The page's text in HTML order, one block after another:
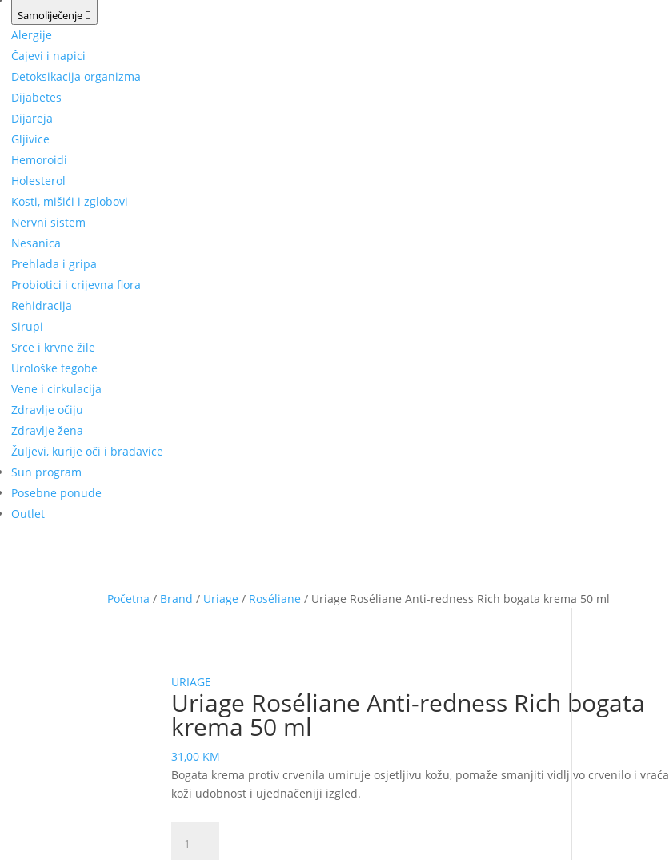
Samoliječenje
Alergije
Čajevi i napici
Detoksikacija organizma
Dijabetes
Dijareja
Gljivice
Hemoroidi
Holesterol
Kosti, mišići i zglobovi
Nervni sistem
Nesanica
Prehlada i gripa
Probiotici i crijevna flora
Rehidracija
Sirupi
Srce i krvne žile
Urološke tegobe
Vene i cirkulacija
Zdravlje očiju
Zdravlje žena
Žuljevi, kurije oči i bradavice
Sun program
Posebne ponude
Outlet
Početna / Brand / Uriage / Roséliane / Uriage Roséliane Anti-redness Rich bogata krema 50 ml
URIAGE
Uriage Roséliane Anti-redness Rich bogata
krema 50 ml
31,00 KM
Bogata krema protiv crvenila umiruje osjetljivu kožu, pomaže smanjiti vidljivo crvenilo i vraća
koži udobnost i ujednačeniji izgled.
Roséliane